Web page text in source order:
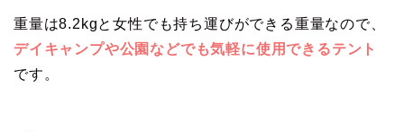
重量は8.2kgと女性でも持ち運びができる重量なので、
デイキャンプや公園などでも気軽に使用できるテント
です。